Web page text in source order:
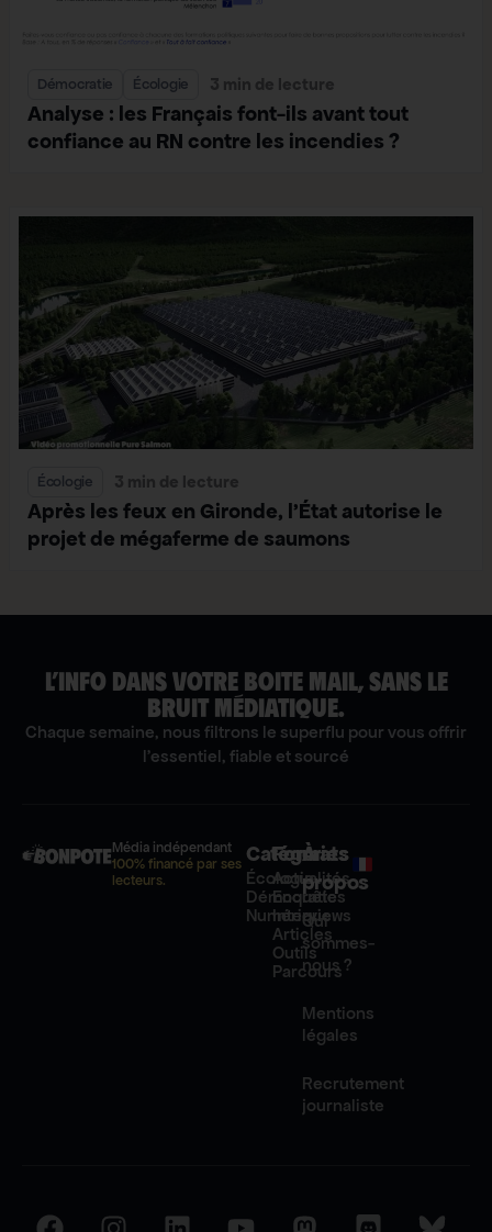
Démocratie Écologie 3 min de lecture
Analyse : les Français font-ils avant tout
confiance au RN contre les incendies ?
Écologie 3 min de lecture
Après les feux en Gironde, l’État autorise le
projet de mégaferme de saumons
L’INFO DANS VOTRE BOITE MAIL, SANS LE
BRUIT MÉDIATIQUE.
Chaque semaine, nous filtrons le superflu pour vous offrir
l'essentiel, fiable et sourcé
Média indépendant
100% financé par ses
lecteurs.
Catégories
Écologie
Démocratie
Numérique
Formats
Actualités
Enquêtes
Interviews
Articles
Outils
Parcours
À
propos
Qui
sommes-
nous ?
Mentions
légales
Recrutement
journaliste